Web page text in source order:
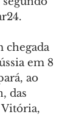
chegada
em 8
ao
das
Vitória,